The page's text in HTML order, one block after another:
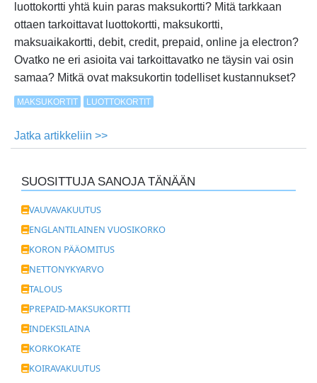
luottokortti yhtä kuin paras maksukortti? Mitä tarkkaan
ottaen tarkoittavat luottokortti, maksukortti,
maksuaikakortti, debit, credit, prepaid, online ja electron?
Ovatko ne eri asioita vai tarkoittavatko ne täysin vai osin
samaa? Mitkä ovat maksukortin todelliset kustannukset?
MAKSUKORTIT LUOTTOKORTIT
Jatka artikkeliin >>
löytyy
ja
SUOSITTUJA SANOJA TÄNÄÄN
VAUVAVAKUUTUS
ENGLANTILAINEN VUOSIKORKO
KORON PÄÄOMITUS
NETTONYKYARVO
TALOUS
PREPAID-MAKSUKORTTI
INDEKSILAINA
KORKOKATE
KOIRAVAKUUTUS